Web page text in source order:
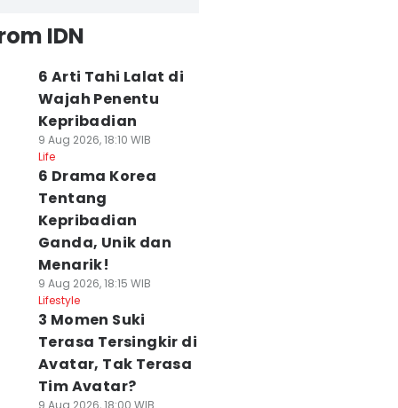
IDN
6 Arti Tahi Lalat di
Wajah Penentu
Kepribadian
9 Aug 2026, 18:10 WIB
Life
6 Drama Korea
Tentang
Kepribadian
Ganda, Unik dan
Menarik!
9 Aug 2026, 18:15 WIB
Lifestyle
3 Momen Suki
Terasa Tersingkir di
Avatar, Tak Terasa
Tim Avatar?
9 Aug 2026, 18:00 WIB